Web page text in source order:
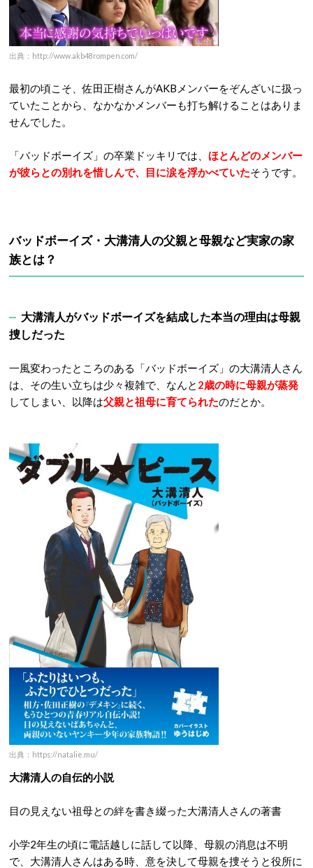
出典：http://www.akb48rompen.com/
最初の頃こそ、佐田正樹さんがAKBメンバーをぞんざいに扱っ
ていたことから、なかなかメンバーも打ち解けることはありま
せんでした。
「バッドボーイズ」の卒業ドッキリでは、 ほとんどのメンバー
が彼らとの別れを惜しんで、目に涙を浮かべていたそうです。
バッドボーイズ・大溝清人の父親と母親など実家の家
族とは？
大溝清人がバッドボーイズを結成した本当の理由は母親
捜しだった
一風変わったところのある「バッドボーイズ」の大溝清人さん
は、その生い立ちは少々複雑で、なんと 2歳の時に母親が蒸発
してしまい、以降は父親と祖母に育てられたのだとか。
出典：https://natalie.mu/
大溝清人の自伝的小説
目の見えない祖母との絆を書き綴った大溝清人さんの著書
小学2年生の頃に電話越しに話して以降、母親の消息は不明
で、大溝清人さんはある時、意を決して母親を捜そうと役所に